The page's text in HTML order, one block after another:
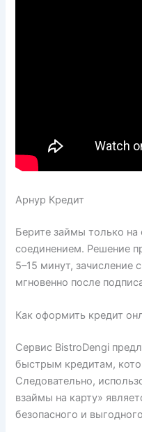
Арнур Кредит
Берите займы только
соединением. Решение
5–15 минут, зачисление
мгновенно после
Как оформить кредит
Сервис BistroDengi
быстрым кредитам,
Следовательно,
взаймы на карту»
безопасного и